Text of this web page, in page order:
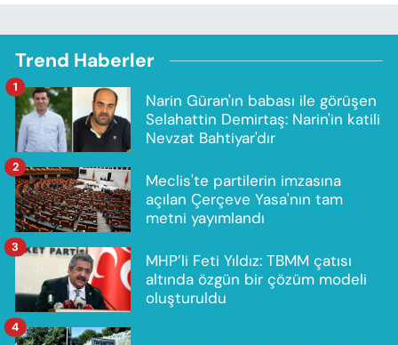
Trend Haberler
Narin Güran'ın babası ile görüşen
Selahattin Demirtaş: Narin'in katili
Nevzat Bahtiyar'dır
1
Meclis'te partilerin imzasına
açılan Çerçeve Yasa'nın tam
metni yayımlandı
2
MHP’li Feti Yıldız: TBMM çatısı
altında özgün bir çözüm modeli
oluşturuldu
3
4